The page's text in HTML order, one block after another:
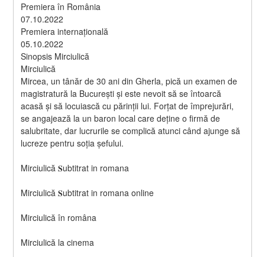
Premiera în România
07.10.2022
Premiera internațională
05.10.2022
Sinopsis Mirciulică
Mirciulică
Mircea, un tânăr de 30 ani din Gherla, pică un examen de
magistratură la București și este nevoit să se întoarcă
acasă și să locuiască cu părinții lui. Forțat de împrejurări,
se angajează la un baron local care deține o firmă de
salubritate, dar lucrurile se complică atunci când ajunge să
lucreze pentru soția șefului.
Mirciulică 𝐒ubtitrat in romana
Mirciulică 𝐒ubtitrat in romana online
Mirciulică în româna
Mirciulică la cinema